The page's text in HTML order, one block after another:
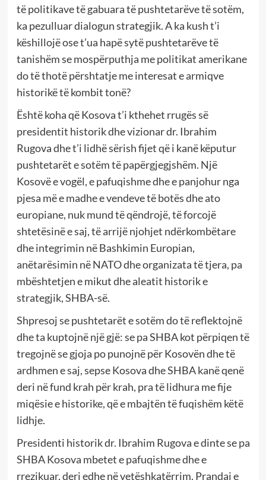
të politikave të gabuara të pushtetarëve të sotëm,
ka pezulluar dialogun strategjik. A ka kush t’i
këshillojë ose t’ua hapë sytë pushtetarëve të
tanishëm se mospërputhja me politikat amerikane
do të thotë përshtatje me interesat e armiqve
historikë të kombit tonë?
Është koha që Kosova t’i kthehet rrugës së
presidentit historik dhe vizionar dr. Ibrahim
Rugova dhe t’i lidhë sërish fijet që i kanë këputur
pushtetarët e sotëm të papërgjegjshëm. Një
Kosovë e vogël, e pafuqishme dhe e panjohur nga
pjesa më e madhe e vendeve të botës dhe ato
europiane, nuk mund të qëndrojë, të forcojë
shtetësinë e saj, të arrijë njohjet ndërkombëtare
dhe integrimin në Bashkimin Europian,
anëtarësimin në NATO dhe organizata të tjera, pa
mbështetjen e mikut dhe aleatit historik e
strategjik, SHBA-së.
Shpresoj se pushtetarët e sotëm do të reflektojnë
dhe ta kuptojnë një gjë: se pa SHBA kot përpiqen të
tregojnë se gjoja po punojnë për Kosovën dhe të
ardhmen e saj, sepse Kosova dhe SHBA kanë qenë
deri në fund krah për krah, pra të lidhura me fije
miqësie e historike, që e mbajtën të fuqishëm këtë
lidhje.
Presidenti historik dr. Ibrahim Rugova e dinte se pa
SHBA Kosova mbetet e pafuqishme dhe e
rrezikuar, deri edhe në vetëshkatërrim. Prandaj e